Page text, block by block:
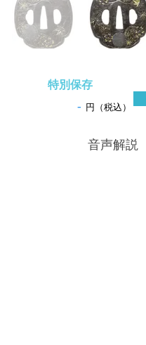
特別保存
- 円（税込）
​音声解説